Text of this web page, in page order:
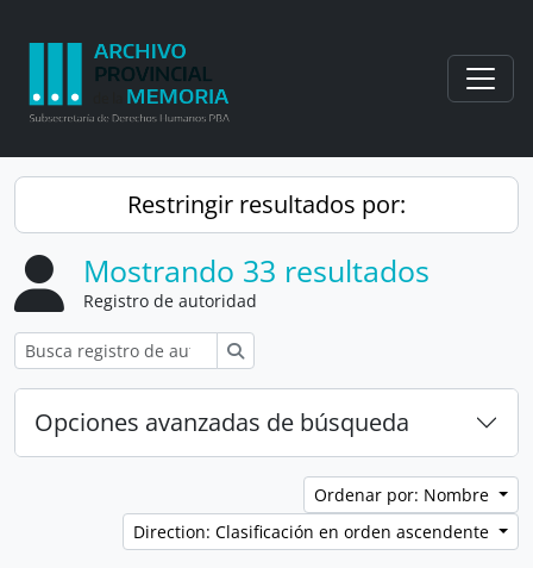
Restringir resultados por:
Mostrando 33 resultados
Registro de autoridad
Opciones avanzadas de búsqueda
Ordenar por: Nombre
Direction: Clasificación en orden ascendente